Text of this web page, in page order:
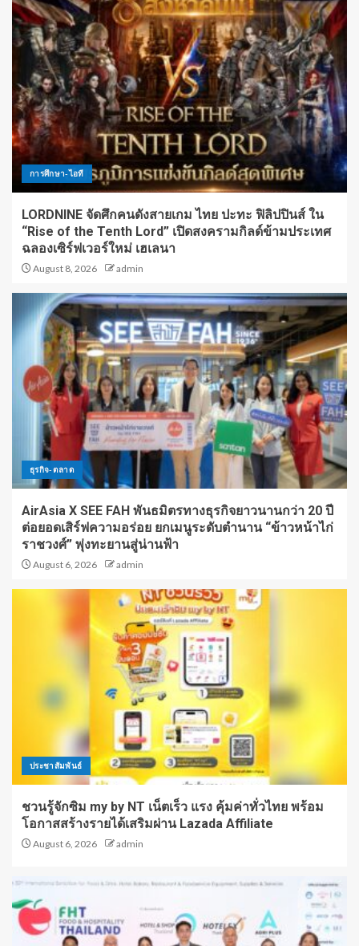
การศึกษา-ไอที
LORDNINE จัดศึกคนดังสายเกม ไทย ปะทะ ฟิลิปปินส์ ใน
“Rise of the Tenth Lord” เปิดสงครามกิลด์ข้ามประเทศ
ฉลองเซิร์ฟเวอร์ใหม่ เฮเลนา
August 8, 2026 admin
ธุรกิจ-ตลาด
AirAsia X SEE FAH พันธมิตรทางธุรกิจยาวนานกว่า 20 ปี
ต่อยอดเสิร์ฟความอร่อย ยกเมนูระดับตำนาน “ข้าวหน้าไก่
ราชวงศ์” พุ่งทะยานสู่น่านฟ้า
August 6, 2026 admin
ประชาสัมพันธ์
ชวนรู้จักซิม my by NT เน็ตเร็ว แรง คุ้มค่าทั่วไทย พร้อม
โอกาสสร้างรายได้เสริมผ่าน Lazada Affiliate
August 6, 2026 admin